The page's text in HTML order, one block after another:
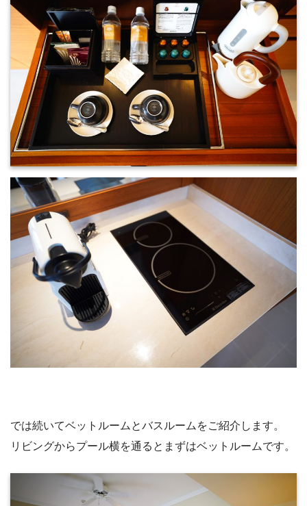
では続いてベットルームとバスルームをご紹介します。
リビングからプール横を通るとまずはベットルームです。